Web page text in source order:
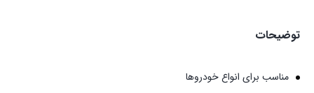
توضیحات
مناسب برای انواع خودروها